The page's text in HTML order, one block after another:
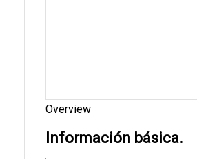
Overview
Información básica.